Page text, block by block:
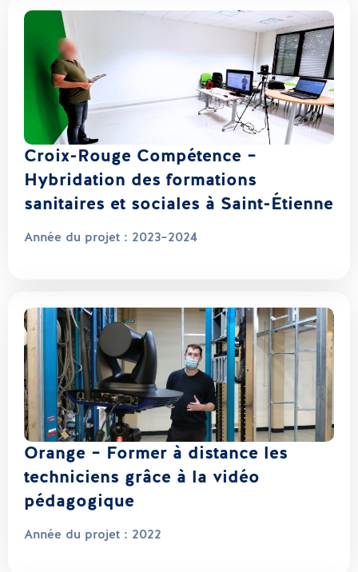
Croix-Rouge Compétence –
Hybridation des formations
sanitaires et sociales à Saint-Étienne
Année du projet : 2023–2024
Orange – Former à distance les
techniciens grâce à la vidéo
pédagogique
Année du projet : 2022